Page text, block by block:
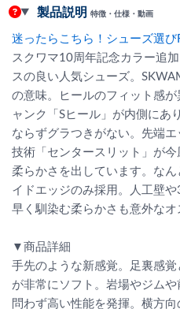
製品説明 特徴・仕様・動画
迷ったらこちら！シューズ選び
スクワマ10周年記念カラー追
スの良い人気シューズ。
の意味。ヒールのフィット感
ャンク「Sヒール」が内側にあ
ならずグラつきがない。先端
技術「センタースリット」が
柔らかさを出しています。な
イドエッジのみ採用。人工壁
早く馴染む柔らかさも意外なオ
▼商品詳細
手先のような新感覚。足裏感
が非常にソフト。岩場やジム
問わず高い性能を発揮。横方